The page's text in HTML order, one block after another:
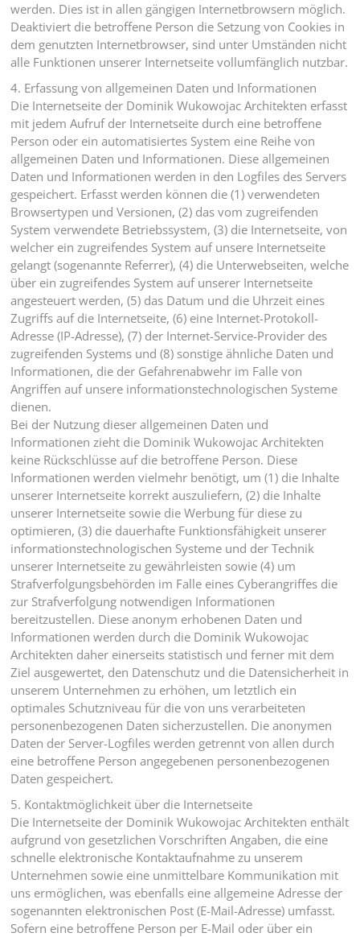
werden. Dies ist in allen gängigen Internetbrowsern möglich.
Deaktiviert die betroffene Person die Setzung von Cookies in
dem genutzten Internetbrowser, sind unter Umständen nicht
alle Funktionen unserer Internetseite vollumfänglich nutzbar.
4. Erfassung von allgemeinen Daten und Informationen
Die Internetseite der Dominik Wukowojac Architekten erfasst
mit jedem Aufruf der Internetseite durch eine betroffene
Person oder ein automatisiertes System eine Reihe von
allgemeinen Daten und Informationen. Diese allgemeinen
Daten und Informationen werden in den Logfiles des Servers
gespeichert. Erfasst werden können die (1) verwendeten
Browsertypen und Versionen, (2) das vom zugreifenden
System verwendete Betriebssystem, (3) die Internetseite, von
welcher ein zugreifendes System auf unsere Internetseite
gelangt (sogenannte Referrer), (4) die Unterwebseiten, welche
über ein zugreifendes System auf unserer Internetseite
angesteuert werden, (5) das Datum und die Uhrzeit eines
Zugriffs auf die Internetseite, (6) eine Internet-Protokoll-
Adresse (IP-Adresse), (7) der Internet-Service-Provider des
zugreifenden Systems und (8) sonstige ähnliche Daten und
Informationen, die der Gefahrenabwehr im Falle von
Angriffen auf unsere informationstechnologischen Systeme
dienen.
Bei der Nutzung dieser allgemeinen Daten und
Informationen zieht die Dominik Wukowojac Architekten
keine Rückschlüsse auf die betroffene Person. Diese
Informationen werden vielmehr benötigt, um (1) die Inhalte
unserer Internetseite korrekt auszuliefern, (2) die Inhalte
unserer Internetseite sowie die Werbung für diese zu
optimieren, (3) die dauerhafte Funktionsfähigkeit unserer
informationstechnologischen Systeme und der Technik
unserer Internetseite zu gewährleisten sowie (4) um
Strafverfolgungsbehörden im Falle eines Cyberangriffes die
zur Strafverfolgung notwendigen Informationen
bereitzustellen. Diese anonym erhobenen Daten und
Informationen werden durch die Dominik Wukowojac
Architekten daher einerseits statistisch und ferner mit dem
Ziel ausgewertet, den Datenschutz und die Datensicherheit in
unserem Unternehmen zu erhöhen, um letztlich ein
optimales Schutzniveau für die von uns verarbeiteten
personenbezogenen Daten sicherzustellen. Die anonymen
Daten der Server-Logfiles werden getrennt von allen durch
eine betroffene Person angegebenen personenbezogenen
Daten gespeichert.
5. Kontaktmöglichkeit über die Internetseite
Die Internetseite der Dominik Wukowojac Architekten enthält
aufgrund von gesetzlichen Vorschriften Angaben, die eine
schnelle elektronische Kontaktaufnahme zu unserem
Unternehmen sowie eine unmittelbare Kommunikation mit
uns ermöglichen, was ebenfalls eine allgemeine Adresse der
sogenannten elektronischen Post (E-Mail-Adresse) umfasst.
Sofern eine betroffene Person per E-Mail oder über ein